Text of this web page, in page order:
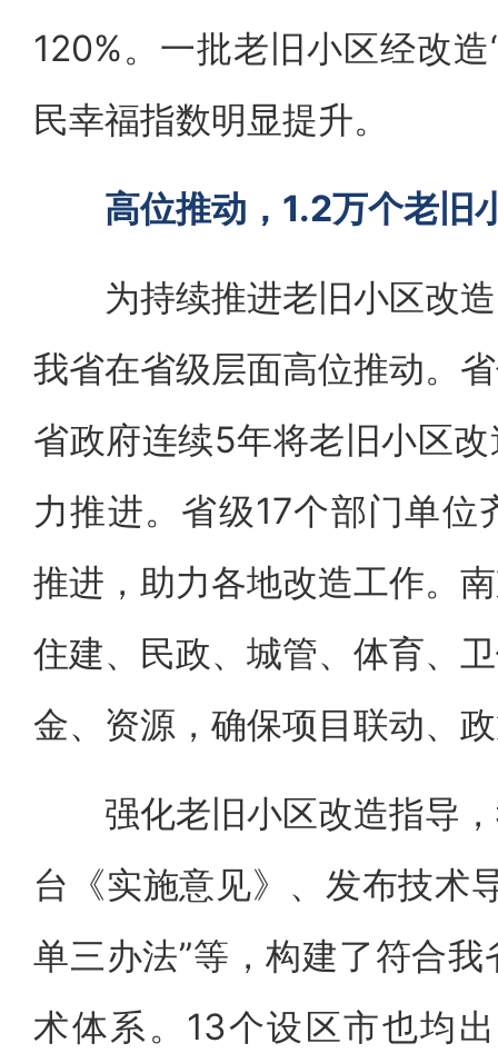
120%。一批老旧小区经改
民幸福指数明显提升。
高位推动，1.2万个老旧
为持续推进老旧小区改造
我省在省级层面高位推动。
省政府连续5年将老旧小区
力推进。省级17个部门单
推进，助力各地改造工作。
住建、民政、城管、体育、
金、资源，确保项目联动、
强化老旧小区改造指导，
台《实施意见》、发布技术
单三办法”等，构建了符合
术体系。13个设区市也均